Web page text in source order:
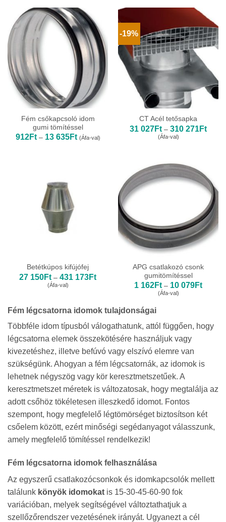
Fém csőkapcsoló idom
gumi tömítéssel
912Ft – 13 635FtÁrtartomány:
912Ft
(Áfa-val)
-19%
CT Acél tetősapka
31 027Ft – 310 271Ft
(Áfa-val)
Betétkúpos kifújófej
27 150Ft – 431 173FtÁrtartomány:
173Ft
(Áfa-val)
APG csatlakozó csonk
gumitömítéssel
1 162Ft – 10 079Ft
(Áfa-val)
Fém légcsatorna idomok tulajdonságai
Többféle idom típusból válogathatunk, attól függően, hogy
légcsatorna elemek összekötésére használjuk vagy
kivezetéshez, illetve befúvó vagy elszívó elemre van
szükségünk. Ahogyan a fém légcsatornák, az idomok is
lehetnek négyszög vagy kör keresztmetszetűek. A
keresztmetszet méretek is változatosak, hogy megtalálja az
adott csőhöz tökéletesen illeszkedő idomot. Fontos
szempont, hogy megfelelő légtömörséget biztosítson két
csőelem között, ezért minőségi segédanyagot válasszunk,
amely megfelelő tömítéssel rendelkezik!
Fém légcsatorna idomok felhasználása
Az egyszerű csatlakozócsonkok és idomkapcsolók mellett
találunk könyök idomokat is 15-30-45-60-90 fok
variációban, melyek segítségével változtathatjuk a
szellőzőrendszer vezetésének irányát. Ugyanezt a cél